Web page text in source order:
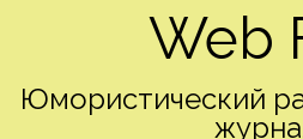
Web
Юмористический